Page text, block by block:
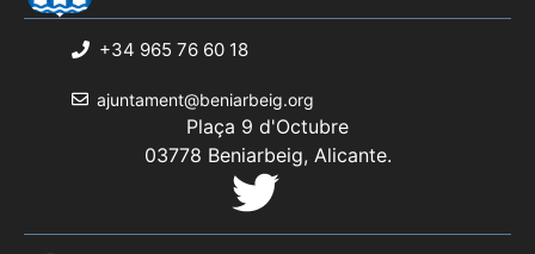
+34 965 76 60 18
ajuntament@beniarbeig.org
Plaça 9 d'Octubre
03778 Beniarbeig, Alicante.